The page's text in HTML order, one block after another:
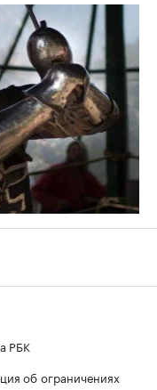
РБК
об ограничениях